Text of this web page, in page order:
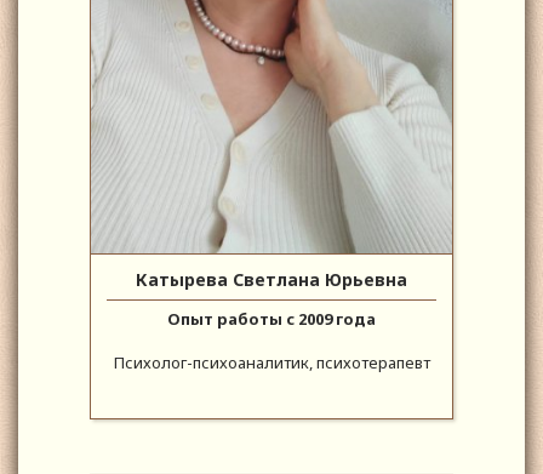
Катырева Светлана Юрьевна
Опыт работы с 2009 года
Психолог-психоаналитик, психотерапевт